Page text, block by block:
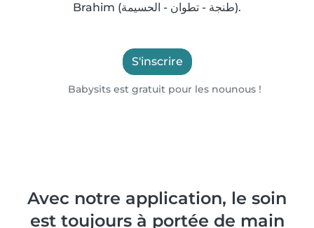
Brahim (طنجة - تطوان - الحسيمة).
S'inscrire
Babysits est gratuit pour les nounous !
Avec notre application, le soin
est toujours à portée de main